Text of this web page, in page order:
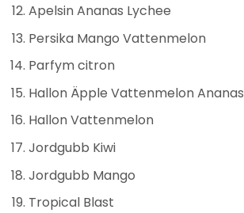
Apelsin Ananas Lychee
Persika Mango Vattenmelon
Parfym citron
Hallon Äpple Vattenmelon Ananas
Hallon Vattenmelon
Jordgubb Kiwi
Jordgubb Mango
Tropical Blast